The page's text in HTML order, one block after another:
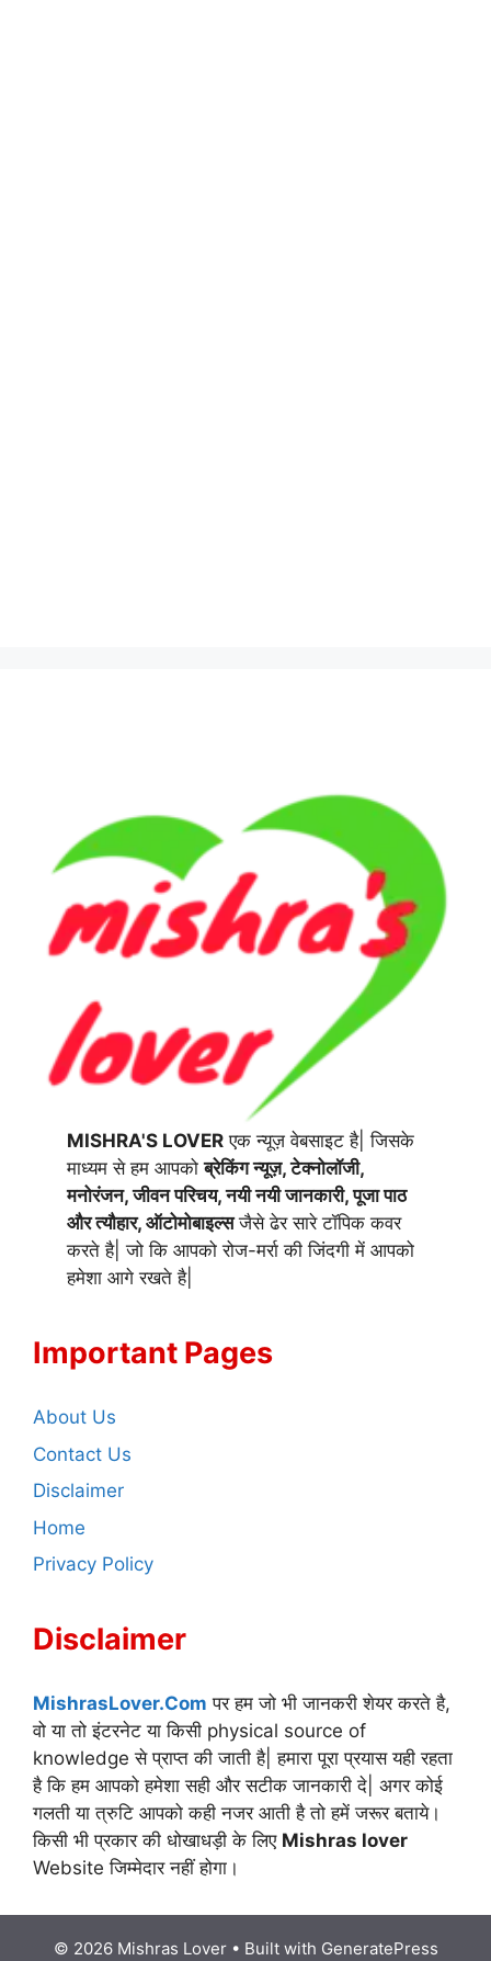
MISHRA'S LOVER एक न्यूज़ वेबसाइट है| जिसके
माध्यम से हम आपकोब्रेकिंग न्यूज़, टेक्नोलॉजी,
मनोरंजन, जीवन परिचय, नयी नयी जानकारी, पूजा पाठ
और त्यौहार, ऑटोमोबाइल्सजैसे ढेर सारे टॉपिक कवर
करते है| जो कि आपको रोज-मर्रा की जिंदगी में आपको
हमेशा आगे रखते है|
Important Pages
About Us
Contact Us
Disclaimer
Home
Privacy Policy
Disclaimer
MishrasLover.Com पर हम जो भी जानकरी शेयर करते है,
वो या तो इंटरनेट या किसी physical source of
knowledge से प्राप्त की जाती है| हमारा पूरा प्रयास यही रहता
है कि हम आपको हमेशा सही और सटीक जानकारी दे| अगर कोई
गलती या त्रुटि आपको कही नजर आती है तो हमें जरूर बताये।
किसी भी प्रकार की धोखाधड़ी के लिए Mishras lover
Website जिम्मेदार नहीं होगा।
© 2026 Mishras Lover• Built with GeneratePress